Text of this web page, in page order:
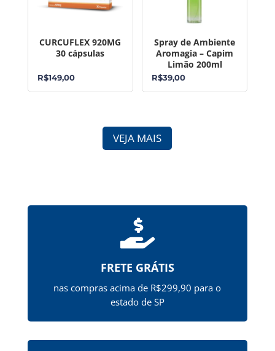
CURCUFLEX 920MG
30 cápsulas
R$149,00
Spray de Ambiente
Aromagia – Capim
Limão 200ml
R$39,00
VEJA MAIS

FRETE GRÁTIS
nas compras acima de R$299,90 para o
estado de SP